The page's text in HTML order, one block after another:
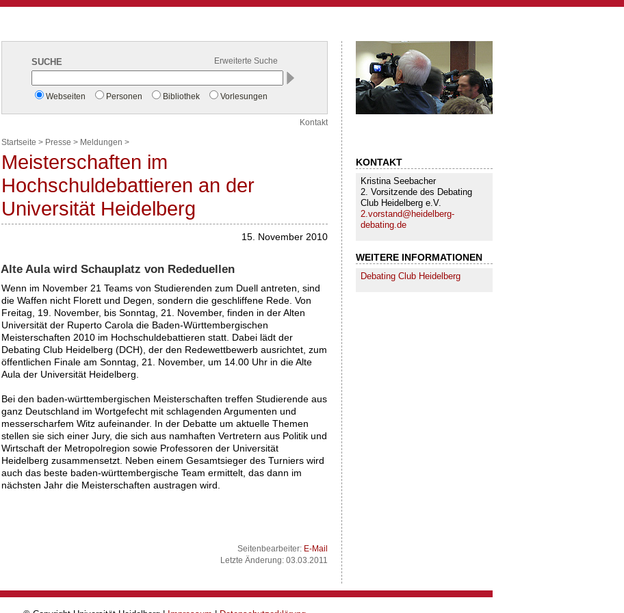
KONTAKT
Kristina Seebacher
2. Vorsitzende des Debating
Club Heidelberg e.V.
2.vorstand@heidelberg-
debating.de
WEITERE INFORMATIONEN
Debating Club Heidelberg
SUCHE Erweiterte Suche
Webseiten Personen Bibliothek Vorlesungen
Kontakt
Startseite > Presse > Meldungen >
Meisterschaften im
Hochschuldebattieren an der
Universität Heidelberg
15. November 2010
Alte Aula wird Schauplatz von Rededuellen
Wenn im November 21 Teams von Studierenden zum Duell antreten, sind
die Waffen nicht Florett und Degen, sondern die geschliffene Rede. Von
Freitag, 19. November, bis Sonntag, 21. November, finden in der Alten
Universität der Ruperto Carola die Baden-Württembergischen
Meisterschaften 2010 im Hochschuldebattieren statt. Dabei lädt der
Debating Club Heidelberg (DCH), der den Redewettbewerb ausrichtet, zum
öffentlichen Finale am Sonntag, 21. November, um 14.00 Uhr in die Alte
Aula der Universität Heidelberg.
Bei den baden-württembergischen Meisterschaften treffen Studierende aus
ganz Deutschland im Wortgefecht mit schlagenden Argumenten und
messerscharfem Witz aufeinander. In der Debatte um aktuelle Themen
stellen sie sich einer Jury, die sich aus namhaften Vertretern aus Politik und
Wirtschaft der Metropolregion sowie Professoren der Universität
Heidelberg zusammensetzt. Neben einem Gesamtsieger des Turniers wird
auch das beste baden-württembergische Team ermittelt, das dann im
nächsten Jahr die Meisterschaften austragen wird.
Seitenbearbeiter: E-Mail
Letzte Änderung: 03.03.2011